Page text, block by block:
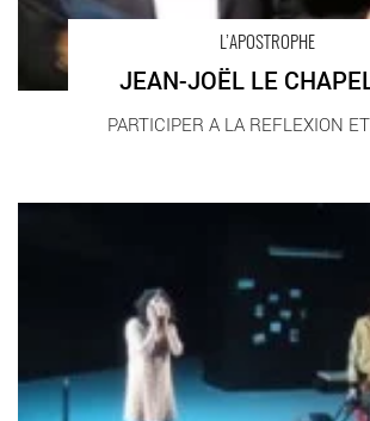
L’APOSTROPHE
JEAN-JOËL LE
PARTICIPER A LA REFLEXION
LES TROIS PARQUES M’ATTENDENT